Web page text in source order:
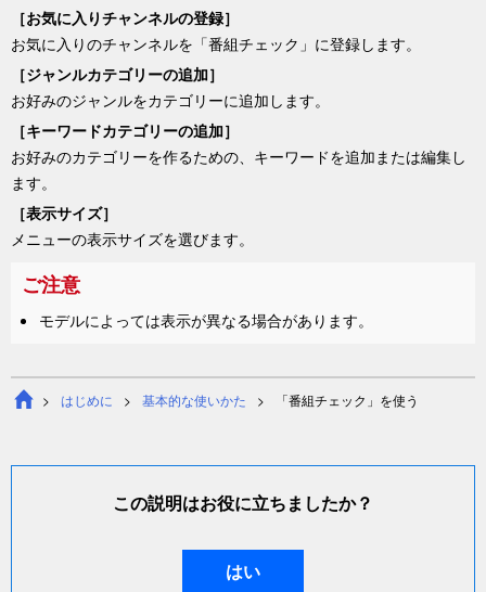
［お気に入りチャンネルの登録］
お気に入りのチャンネルを「番組チェック 」に登録します。
［ジャンルカテゴリーの追加］
お好みのジャンルをカテゴリーに追加します。
［キーワードカテゴリーの追加］
お好みのカテゴリーを作るための、キーワードを追加または編集し
ます。
［表示サイズ］
メニューの表示サイズを選びます。
ご注意
モデルによっては表示が異なる場合があります。
はじめに 基本的な使いかた 「番組チェック 」を使う
この説明はお役に立ちましたか？